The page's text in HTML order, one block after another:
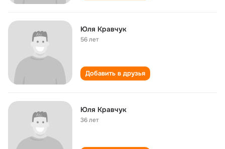
Юля Кравчук
56 лет
Добавить в друзья
Юля Кравчук
36 лет